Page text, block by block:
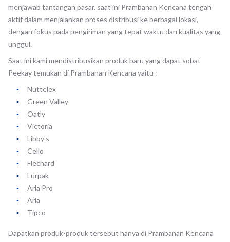
menjawab tantangan pasar, saat ini Prambanan Kencana tengah
aktif dalam menjalankan proses distribusi ke berbagai lokasi,
dengan fokus pada pengiriman yang tepat waktu dan kualitas yang
unggul.
Saat ini kami mendistribusikan produk baru yang dapat sobat
Peekay temukan di Prambanan Kencana yaitu :
Nuttelex
Green Valley
Oatly
Victoria
Libby's
Cello
Flechard
Lurpak
Arla Pro
Arla
Tipco
Dapatkan produk-produk tersebut hanya di Prambanan Kencana